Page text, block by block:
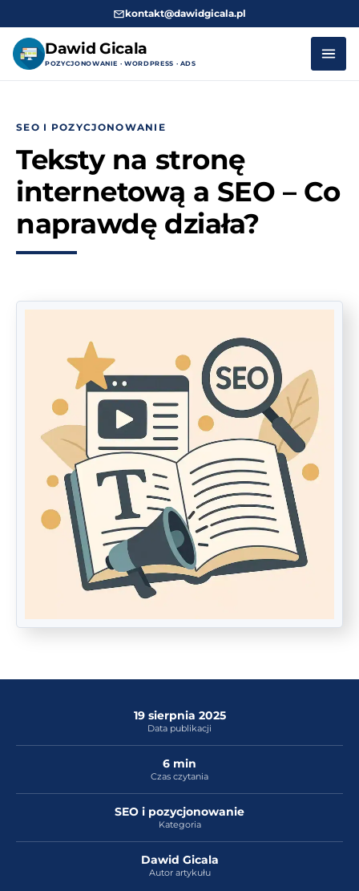
kontakt@dawidgicala.pl
Dawid Gicala
POZYCJONOWANIE · WORDPRESS · ADS
treściSEO I POZYCJONOWANIE
Teksty na stronę
internetową a SEO – Co
naprawdę działa?
19 sierpnia 2025
Data publikacji
6 min
Czas czytania
SEO i pozycjonowanie
Kategoria
Dawid Gicala
Autor artykułu